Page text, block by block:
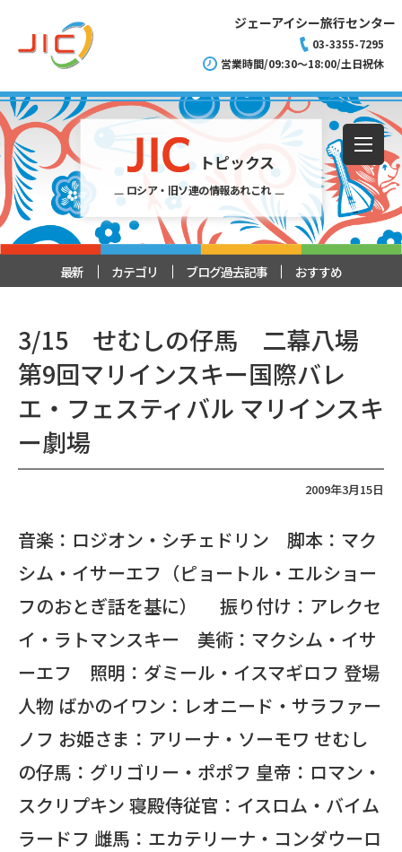
ジェーアイシー旅行センター
03-3355-7295
営業時間/09:30～18:00/土日祝休
トピックス
ロシア・旧ソ連の情報あれこれ
最新 カテゴリ ブログ過去記事 おすすめ
3/15 せむしの仔馬 二幕八場
第9回マリインスキー国際バレ
エ・フェスティバル マリインスキ
ー劇場
2009年3月15日
音楽：ロジオン・シチェドリン 脚本：マク
シム・イサーエフ（ピョートル・エルショー
フのおとぎ話を基に） 振り付け：アレクセ
イ・ラトマンスキー 美術：マクシム・イサ
ーエフ 照明：ダミール・イスマギロフ 登場
人物 ばかのイワン：レオニード・サラファー
ノフ お姫さま：アリーナ・ソーモワ せむし
の仔馬：グリゴリー・ポポフ 皇帝：ロマン・
スクリプキン 寝殿侍従官：イスロム・バイム
ラードフ 雌馬：エカテリーナ・コンダウーロ